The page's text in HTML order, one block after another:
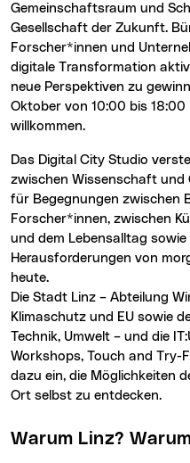
Gemeinschaftsraum und
Gesellschaft der Zukunft.
Forscher*innen und
digitale Transformation
neue Perspektiven zu
Oktober von 10:00 bis
willkommen.
Das Digital City Studio versteht sich als Schnittstelle
zwischen Wissenschaft und
für Begegnungen zwischen
Forscher*innen, zwischen
und dem Lebensalltag sowie
Herausforderungen von
heute.
Die Stadt Linz – Abteilung
Klimaschutz und EU sowie
Technik, Umwelt – und die
Workshops, Touch and Try-
dazu ein, die Möglichkeiten
Ort selbst zu entdecken.
Warum Linz?